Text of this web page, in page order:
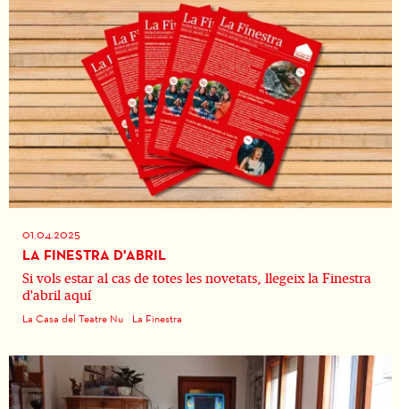
01.04.2025
LA FINESTRA D'ABRIL
Si vols estar al cas de totes les novetats, llegeix la Finestra
d'abril aquí
La Casa del Teatre Nu La Finestra